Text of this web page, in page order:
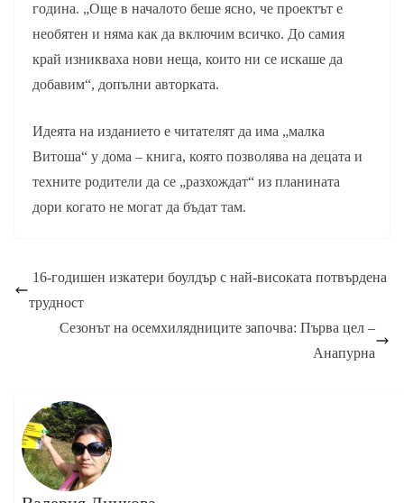
година. „Още в началото беше ясно, че проектът е
необятен и няма как да включим всичко. До самия
край изникваха нови неща, които ни се искаше да
добавим“, допълни авторката.
Идеята на изданието е читателят да има „малка
Витоша“ у дома – книга, която позволява на децата и
техните родители да се „разхождат“ из планината
дори когато не могат да бъдат там.
16-годишен изкатери боулдър с най-високата потвърдена
трудност
Сезонът на осемхилядниците започва: Първа цел –
Анапурна